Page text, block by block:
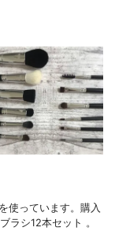
使っています。購入
シ12本セット 。